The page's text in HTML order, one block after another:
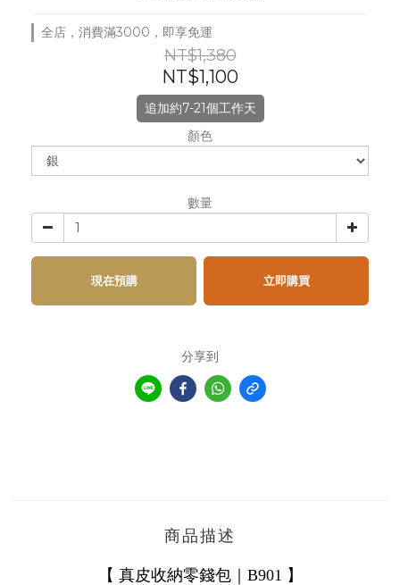
全店，消費滿3000，即享免運
NT$1,380
NT$1,100
追加約7-21個工作天
顏色
數量
現在預購 立即購買
分享到
商品描述
【 真皮收納零錢包｜B901 】